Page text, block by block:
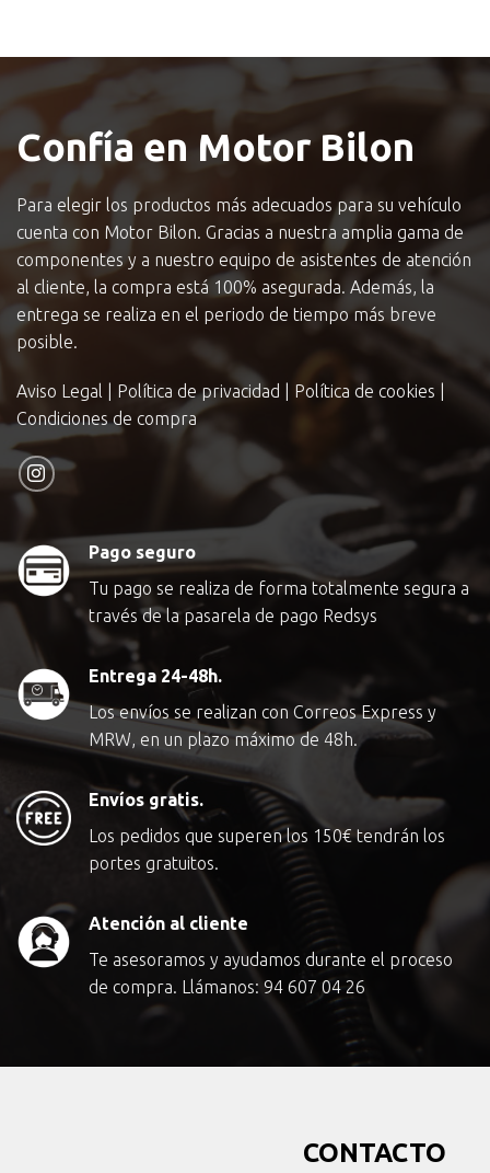
hasta
44,93 €
Confía en Motor Bilon
Para elegir los productos más adecuados para su vehículo
cuenta con Motor Bilon. Gracias a nuestra amplia gama de
componentes y a nuestro equipo de asistentes de atención
al cliente, la compra está 100% asegurada. Además, la
entrega se realiza en el periodo de tiempo más breve
posible.
Aviso Legal Política de privacidad Política de cookies
Condiciones de compra
Pago seguro
Tu pago se realiza de forma totalmente segura a
través de la pasarela de pago Redsys
Entrega 24-48h.
Los envíos se realizan con Correos Express y
MRW, en un plazo máximo de 48h.
Envíos gratis.
Los pedidos que superen los 150€tendrán los
portes gratuitos.
Atención al cliente
Te asesoramos y ayudamos durante el proceso
de compra. Llámanos: 94 607 04 26
CONTACTO